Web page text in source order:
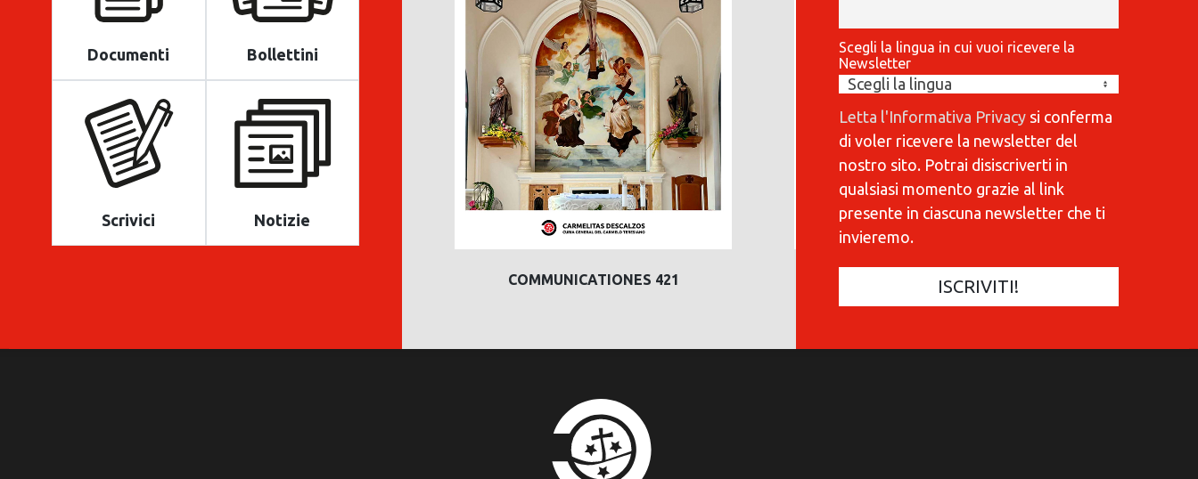
Documenti Bollettini
Scrivici Notizie
COMMUNICATIONES 421 COMMUNICATIONES 420
Scegli la lingua in cui vuoi ricevere la
Newsletter
Letta l'Informativa Privacysi conferma
di voler ricevere la newsletter del
nostro sito. Potrai disiscriverti in
qualsiasi momento grazie al link
presente in ciascuna newsletter che ti
invieremo.